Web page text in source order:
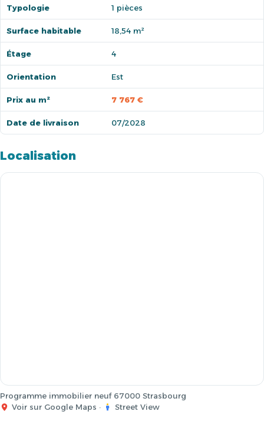
Typologie 1 pièces
Surface habitable 18,54 m²
Étage 4
Orientation Est
Prix au m² 7 767 €
Date de livraison 07/2028
Localisation
Programme immobilier neuf 67000 Strasbourg
Voir sur Google Maps · Street View